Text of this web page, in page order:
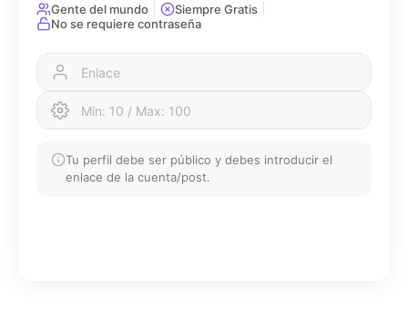
Gente del mundo Siempre Gratis
No se requiere contraseña
Tu perfil debe ser público y debes introducir el
enlace de la cuenta/post.